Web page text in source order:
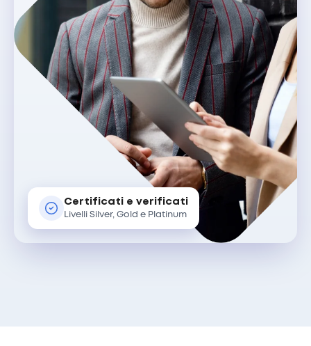
Certificati e verificati
Livelli Silver, Gold e Platinum